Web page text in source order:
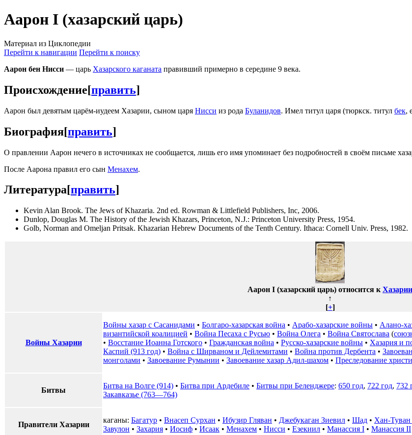
Аарон I (хазарский царь)
Материал из Циклопедии
Перейти к навигации Перейти к поиску
Аарон бен Нисси — царь Хазарского каганата правивший примерно в середине 9 века.
Происхождение[править]
Аарон был девятым царём-иудеем Хазарии, сыном царя Нисси из рода Буланидов. Имел титул царя (тюркск. титул бек,
Биография[править]
О правлении Аарон нечего в источниках не сообщается, лишь его имя упоминает без подробностей в своём письме
После Аарона правил его сын Менахем.
Литература[править]
Kevin Alan Brook. The Jews of Khazaria. 2nd ed. Rowman & Littlefield Publishers, Inc, 2006.
Dunlop, Douglas M. The History of the Jewish Khazars, Princeton, N.J.: Princeton University Press, 1954.
Golb, Norman and Omeljan Pritsak. Khazarian Hebrew Documents of the Tenth Century. Ithaca: Cornell Univ. Press, 1982.
Аарон I (хазарский царь) относится к Хазарии
↑
[+]
Войны Хазарии
Войны хазар с Сасанидами • Болгаро-хазарская война • Арабо-хазарские войны • Алано-
византийской коалицией • Война Песаха с Русью • Война Олега • Война Святослава (
• Восстание Иоанна Готского • Гражданская война • Русско-хазарские войны • Хазария и
Каспий (913 год) • Война с Ширваном и Дейлемитами • Война против Дербента •
монголами • Завоевание Румынии • Завоевание хазар Адил-шахом • Преследование
Битвы
Битва на Волге (914) • Битва при Ардебиле • Битвы при Беленджере: 650 год, 722 год, 732
Закавказье (763—764)
Правители Хазарии
каганы: Багатур • Внасеп Сурхан • Ибузир Гляван • Джебукаган Зиевил • Шад • Хан-
Завулон • Захария • Иосиф • Исаак • Менахем • Нисси • Езекиил • Манассия I • Манассия II